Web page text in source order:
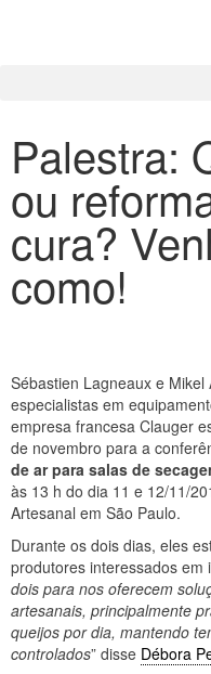
Palestra:
ou
cura?
como!
Sébastien Lagneaux e
especialistas em
empresa francesa Clauger
de novembro para a
de ar para salas de
às 13 h do dia 11 e 12/11/
Artesanal em São Paulo.
Durante os dois dias, eles
produtores interessados em
dois para nos oferecem
artesanais, principalmente
queijos por dia, mantendo
controlados” disse Débora